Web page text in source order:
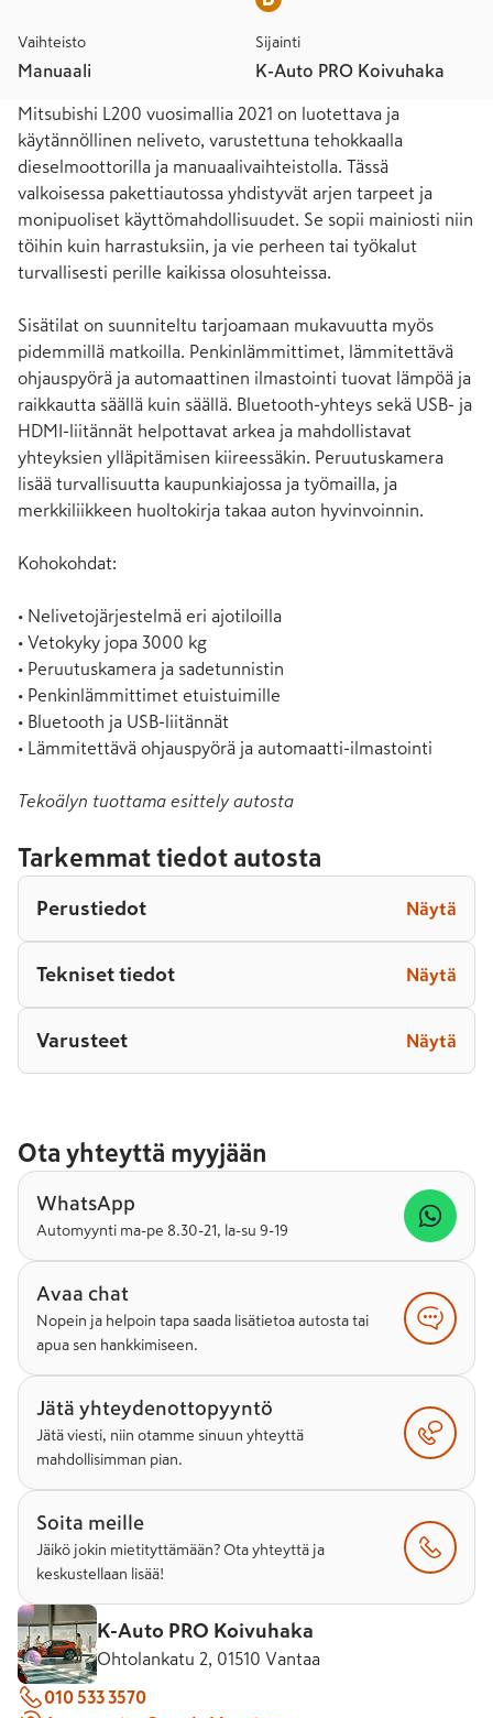
Vaihteisto
Manuaali
Sijainti
K-Auto PRO Koivuhaka
Mitsubishi L200 vuosimallia 2021 on luotettava ja
käytännöllinen neliveto, varustettuna tehokkaalla
dieselmoottorilla ja manuaalivaihteistolla. Tässä
valkoisessa pakettiautossa yhdistyvät arjen tarpeet ja
monipuoliset käyttömahdollisuudet. Se sopii mainiosti niin
töihin kuin harrastuksiin, ja vie perheen tai työkalut
turvallisesti perille kaikissa olosuhteissa.
Sisätilat on suunniteltu tarjoamaan mukavuutta myös
pidemmillä matkoilla. Penkinlämmittimet, lämmitettävä
ohjauspyörä ja automaattinen ilmastointi tuovat lämpöä ja
raikkautta säällä kuin säällä. Bluetooth-yhteys sekä USB- ja
HDMI-liitännät helpottavat arkea ja mahdollistavat
yhteyksien ylläpitämisen kiireessäkin. Peruutuskamera
lisää turvallisuutta kaupunkiajossa ja työmailla, ja
merkkiliikkeen huoltokirja takaa auton hyvinvoinnin.
Kohokohdat:
• Nelivetojärjestelmä eri ajotiloilla
• Vetokyky jopa 3000 kg
• Peruutuskamera ja sadetunnistin
• Penkinlämmittimet etuistuimille
• Bluetooth ja USB-liitännät
• Lämmitettävä ohjauspyörä ja automaatti-ilmastointi
Tekoälyn tuottama esittely autosta
Tarkemmat tiedot autosta
Perustiedot Näytä
Tekniset tiedot Näytä
Varusteet Näytä
Ota yhteyttä myyjään
WhatsApp
Automyynti ma-pe 8.30-21, la-su 9-19
Avaa chat
Nopein ja helpoin tapa saada lisätietoa autosta tai
apua sen hankkimiseen.
Jätä yhteydenottopyyntö
Jätä viesti, niin otamme sinuun yhteyttä
mahdollisimman pian.
Soita meille
Jäikö jokin mietityttämään? Ota yhteyttä ja
keskustellaan lisää!
K-Auto PRO Koivuhaka
Ohtolankatu 2, 01510 Vantaa
010 533 3570